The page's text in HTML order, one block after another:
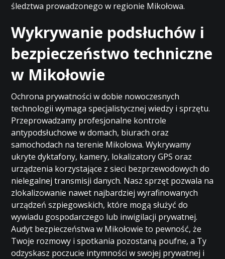
śledztwa prowadzonego w regionie Mikołowa.
Wykrywanie podsłuchów i
bezpieczeństwo techniczne
w Mikołowie
Ochrona prywatności w dobie nowoczesnych
technologii wymaga specjalistycznej wiedzy i sprzętu.
Przeprowadzamy profesjonalne kontrole
antypodsłuchowe w domach, biurach oraz
samochodach na terenie Mikołowa. Wykrywamy
ukryte dyktafony, kamery, lokalizatory GPS oraz
urządzenia korzystające z sieci bezprzewodowych do
nielegalnej transmisji danych. Nasz sprzęt pozwala na
zlokalizowanie nawet najbardziej wyrafinowanych
urządzeń szpiegowskich, które mogą służyć do
wywiadu gospodarczego lub inwigilacji prywatnej.
Audyt bezpieczeństwa w Mikołowie to pewność, że
Twoje rozmowy i spotkania pozostaną poufne, a Ty
odzyskasz poczucie intymności w swojej prywatnej i